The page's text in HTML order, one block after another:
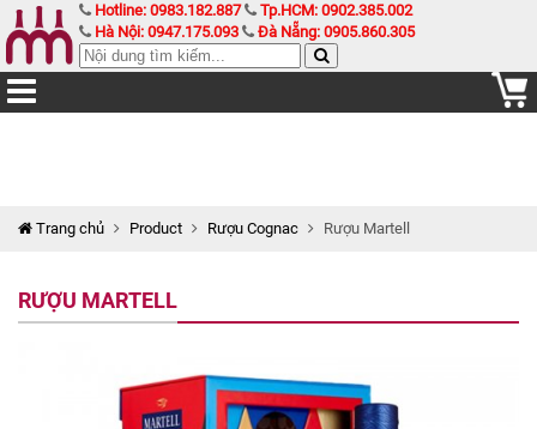
Hotline: 0983.182.887
Tp.HCM: 0902.385.002
Hà Nội: 0947.175.093
Đà Nẵng: 0905.860.305
Trang chủ Product Rượu Cognac Rượu Martell
RƯỢU MARTELL